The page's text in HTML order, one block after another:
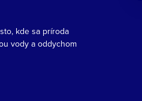
kde sa príroda
vody a oddychom